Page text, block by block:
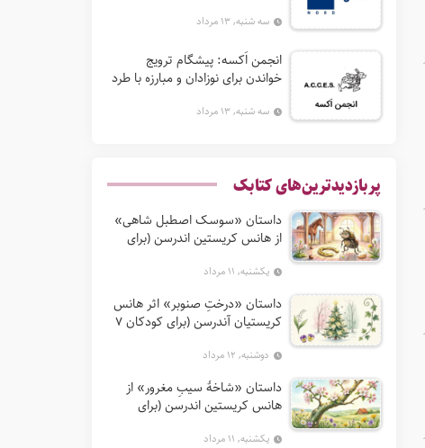
اِن. اِس. اُ. آ سابق)
سه شنبه, ۱۳ مرداد
انجمن اَکسه: پیشگام ترویج
خواندن برای نوزادان و مبارزه با طرد
سه شنبه, ۱۳ مرداد
پربازدیدترین‌های کتابک
داستان «سوسک اصطبل شاهی»
از هانس کریستین اندرسن (برای
یکشنبه, ۱۱ مرداد
داستان «درختِ صنوبر» اثر هانس
کریستیان آندرسن (برای کودکان 7
دوشنبه, ۱۲ مرداد
داستان «شاخهٔ سیبِ مغرور» از
هانس کریستین اندرسن (برای
یکشنبه, ۱۱ مرداد